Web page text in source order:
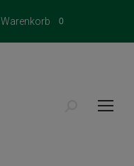
Warenkorb 0
Search: